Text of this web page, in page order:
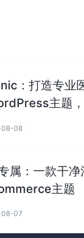
：打造专业
主题
08-08
属：一款干净
主题
07